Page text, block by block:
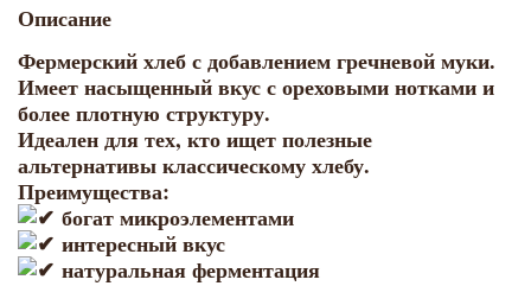
Описание
Фермерский хлеб с добавлением гречневой муки.
Имеет насыщенный вкус с ореховыми нотками и
более плотную структуру.
Идеален для тех, кто ищет полезные
альтернативы классическому хлебу.
Преимущества:
богат микроэлементами
интересный вкус
натуральная ферментация